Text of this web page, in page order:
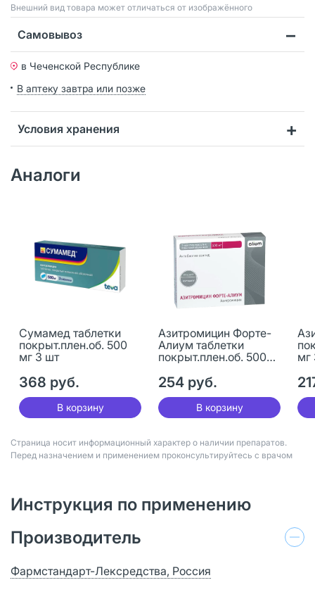
Bнешний вид товара может отличаться от изображённого
Самовывоз
в Чеченской Республике
В аптеку завтра или позже
Условия хранения
Аналоги
Сумамед таблетки
покрыт.плен.об. 500
мг 3 шт
368 руб.
В корзину
Азитромицин Форте-
Алиум таблетки
покрыт.плен.об. 500
254 руб.
В корзину
мг
Страница носит информационный характер о наличии препаратов.
Перед назначением и применением проконсультируйтесь с врачом
Инструкция по применению
Производитель
Фармстандарт-Лексредства, Россия